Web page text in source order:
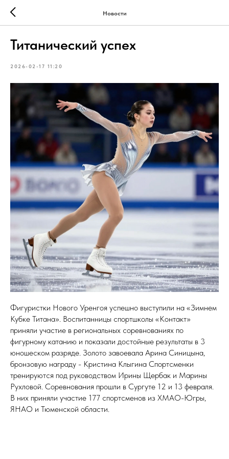
Новости
Титанический успех
2026-02-17 11:20
Фигуристки Нового Уренгоя успешно выступили на «Зимнем
Кубке Титана». Воспитанницы спортшколы «Контакт»
приняли участие в региональных соревнованиях по
фигурному катанию и показали достойные результаты в 3
юношеском разряде. Золото завоевала Арина Синицына,
бронзовую награду - Кристина Клыгина Спортсменки
тренируются под руководством Ирины Щербак и Марины
Рухловой. Соревнования прошли в Сургуте 12 и 13 февраля.
В них приняли участие 177 спортсменов из ХМАО-Югры,
ЯНАО и Тюменской области.